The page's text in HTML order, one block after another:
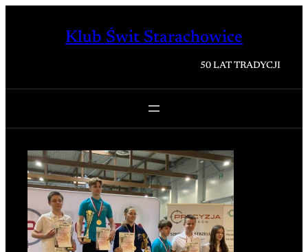
Klub Świt Starachowice
50 LAT TRADYCJI